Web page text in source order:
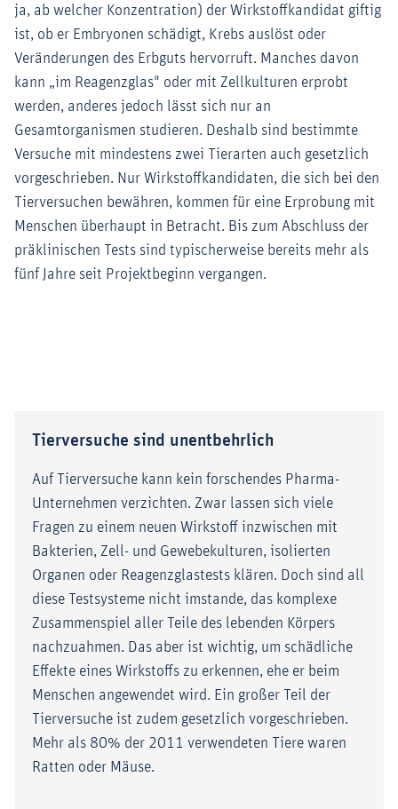
ja, ab welcher Konzentration) der Wirkstoffkandidat giftig
ist, ob er Embryonen schädigt, Krebs auslöst oder
Veränderungen des Erbguts hervorruft. Manches davon
kann „im Reagenzglas" oder mit Zellkulturen erprobt
werden, anderes jedoch lässt sich nur an
Gesamtorganismen studieren. Deshalb sind bestimmte
Versuche mit mindestens zwei Tierarten auch gesetzlich
vorgeschrieben. Nur Wirkstoffkandidaten, die sich bei den
Tierversuchen bewähren, kommen für eine Erprobung mit
Menschen überhaupt in Betracht. Bis zum Abschluss der
präklinischen Tests sind typischerweise bereits mehr als
fünf Jahre seit Projektbeginn vergangen.
Tierversuche sind unentbehrlich
Auf Tierversuche kann kein forschendes Pharma-
Unternehmen verzichten. Zwar lassen sich viele
Fragen zu einem neuen Wirkstoff inzwischen mit
Bakterien, Zell- und Gewebekulturen, isolierten
Organen oder Reagenzglastests klären. Doch sind all
diese Testsysteme nicht imstande, das komplexe
Zusammenspiel aller Teile des lebenden Körpers
nachzuahmen. Das aber ist wichtig, um schädliche
Effekte eines Wirkstoffs zu erkennen, ehe er beim
Menschen angewendet wird. Ein großer Teil der
Tierversuche ist zudem gesetzlich vorgeschrieben.
Mehr als 80% der 2011 verwendeten Tiere waren
Ratten oder Mäuse.